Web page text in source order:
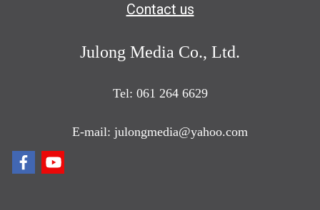
Contact us
Julong Media Co., Ltd.
Tel: 061 264 6629
E-mail: julongmedia@yahoo.com